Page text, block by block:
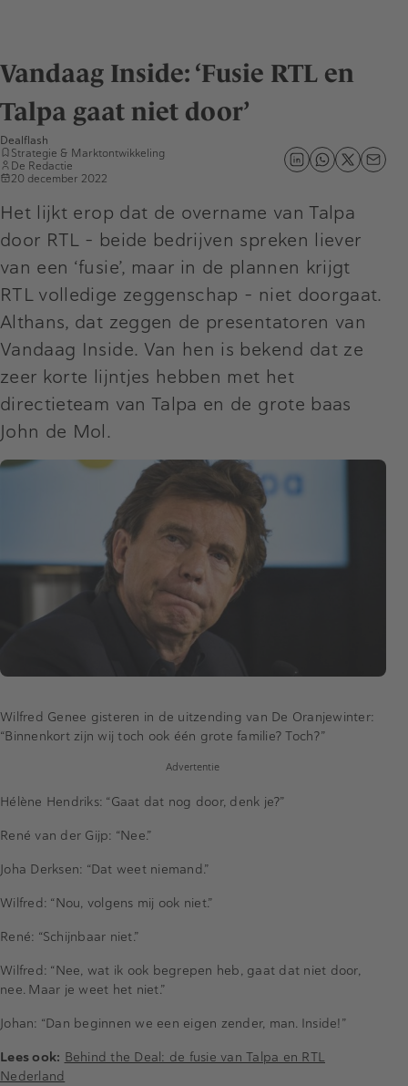
Vandaag Inside: ‘Fusie RTL en
Talpa gaat niet door’
Dealflash
Strategie & Marktontwikkeling
De Redactie
20 december 2022
Het lijkt erop dat de overname van Talpa
door RTL – beide bedrijven spreken liever
van een ‘fusie’, maar in de plannen krijgt
RTL volledige zeggenschap – niet doorgaat.
Althans, dat zeggen de presentatoren van
Vandaag Inside. Van hen is bekend dat ze
zeer korte lijntjes hebben met het
directieteam van Talpa en de grote baas
John de Mol.
Wilfred Genee gisteren in de uitzending van De Oranjewinter:
“Binnenkort zijn wij toch ook één grote familie? Toch?”
Advertentie
Hélène Hendriks: “Gaat dat nog door, denk je?”
René van der Gijp: “Nee.”
Joha Derksen: “Dat weet niemand.”
Wilfred: “Nou, volgens mij ook niet.”
René: “Schijnbaar niet.”
Wilfred: “Nee, wat ik ook begrepen heb, gaat dat niet door,
nee. Maar je weet het niet.”
Johan: “Dan beginnen we een eigen zender, man. Inside!”
Lees ook: Behind the Deal: de fusie van Talpa en RTL
Nederland